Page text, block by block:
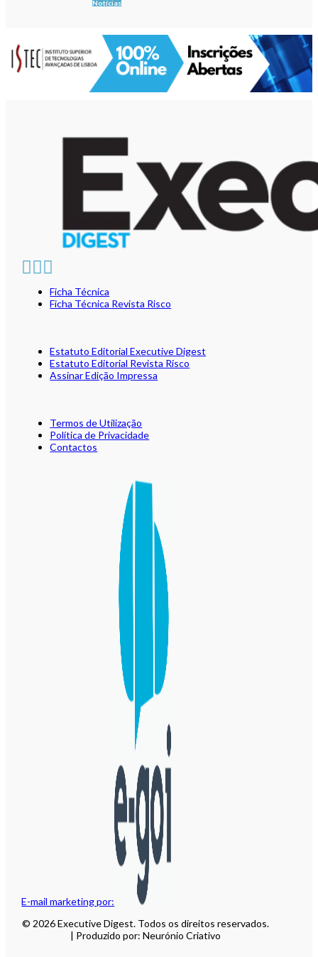
Notícias
E-mail marketing por:
Ficha Técnica
Ficha Técnica Revista Risco
Estatuto Editorial Executive Digest
Estatuto Editorial Revista Risco
Assinar Edição Impressa
Termos de Utilização
Política de Privacidade
Contactos
© 2026 Executive Digest. Todos os direitos reservados.
| Produzido por: Neurónio Criativo